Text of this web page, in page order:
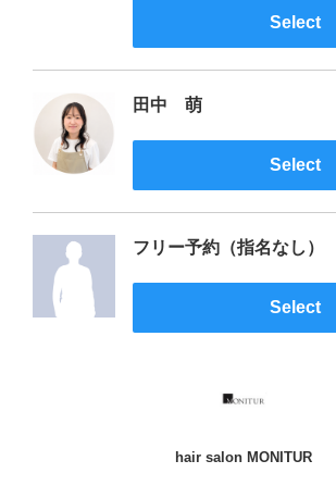
【全てはご自宅での再現性のため
幅広い世代の髪悩みへのアプロー
タイリングが楽になる"ヘアスタ
ます。
⭐︎髪と地肌に優しいカラー、ノン
⭐︎ママ美容師だからこそ、産前産
【公式ライン▶️
Select
田中 萌
Select
フリー予約（指名なし）
Select
hair salon MONITUR